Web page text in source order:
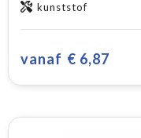
kunststof
vanaf € 6,87